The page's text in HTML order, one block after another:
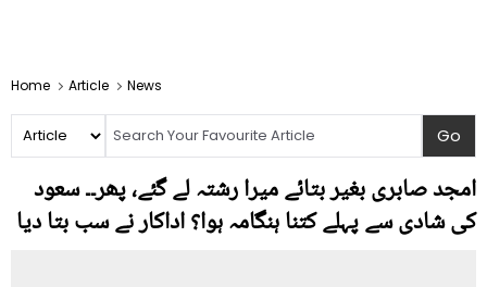
Home Article News
امجد صابری بغیر بتائے میرا رشتہ لے گئے، پھر۔۔ سعود
کی شادی سے پہلے کتنا ہنگامہ ہوا؟ اداکار نے سب بتا دیا